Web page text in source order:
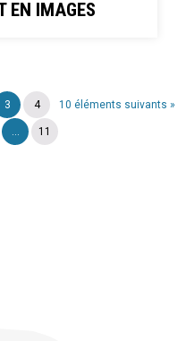
EN IMAGES
10 éléments suivants »
3 4
... 11